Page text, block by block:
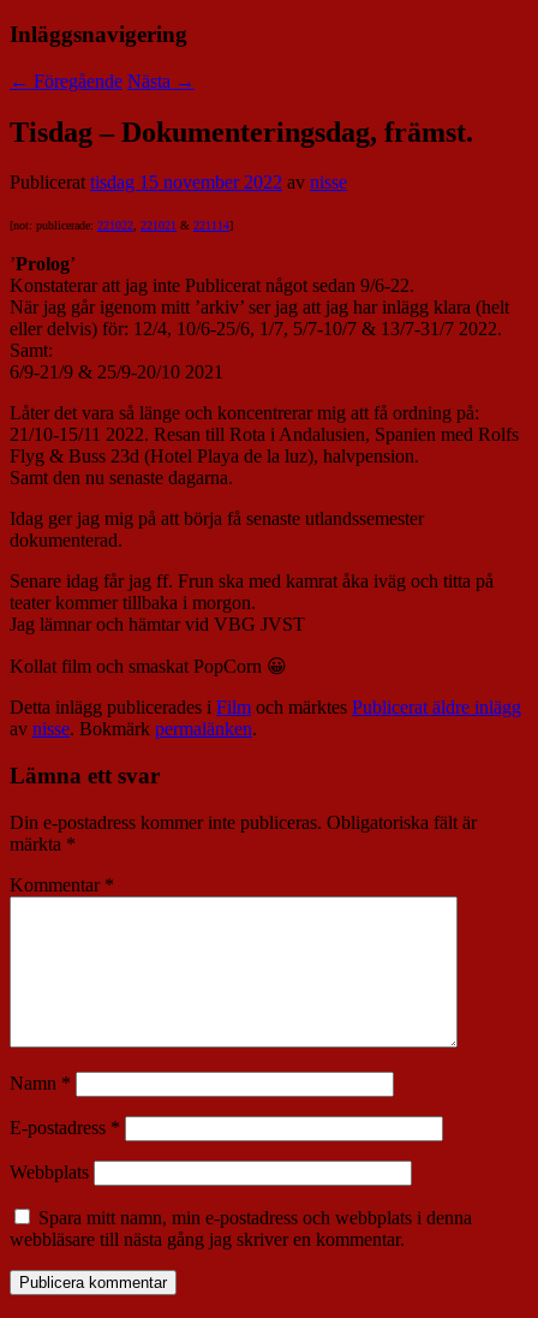
Inläggsnavigering
← Föregående Nästa →
Tisdag – Dokumenteringsdag, främst.
Publicerattisdag 15 november 2022 av nisse
[not: publicerade: 221022, 221021 & 221114]
’Prolog’
Konstaterar att jag inte Publicerat något sedan 9/6-22.
När jag går igenom mitt ’arkiv’ ser jag att jag har inlägg klara (helt
eller delvis) för: 12/4, 10/6-25/6, 1/7, 5/7-10/7 & 13/7-31/7 2022.
Samt:
6/9-21/9 & 25/9-20/10 2021
Låter det vara så länge och koncentrerar mig att få ordning på:
21/10-15/11 2022. Resan till Rota i Andalusien, Spanien med Rolfs
Flyg & Buss 23d (Hotel Playa de la luz), halvpension.
Samt den nu senaste dagarna.
Idag ger jag mig på att börja få senaste utlandssemester
dokumenterad.
Senare idag får jag ff. Frun ska med kamrat åka iväg och titta på
teater kommer tillbaka i morgon.
Jag lämnar och hämtar vid VBG JVST
Kollat film och smaskat PopCorn 😀
Detta inlägg publicerades i Film och märktes Publicerat äldre inlägg
av nisse. Bokmärk permalänken.
Lämna ett svar
Din e-postadress kommer inte publiceras. Obligatoriska fält är
märkta *
Kommentar *
Namn *
E-postadress *
Webbplats
Spara mitt namn, min e-postadress och webbplats i denna
webbläsare till nästa gång jag skriver en kommentar.